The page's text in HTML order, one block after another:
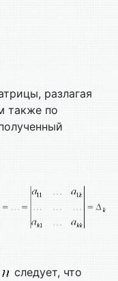
разлагая
также по
следует, что